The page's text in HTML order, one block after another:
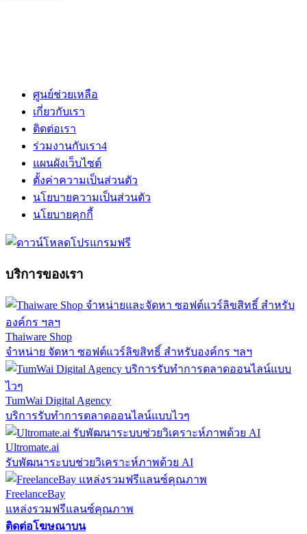
ศูนย์ช่วยเหลือ
เกี่ยวกับเรา
ติดต่อเรา
ร่วมงานกับเรา4
แผนผังเว็บไซต์
ตั้งค่าความเป็นส่วนตัว
นโยบายความเป็นส่วนตัว
นโยบายคุกกี้
บริการของเรา
Thaiware Shop
จำหน่าย จัดหา ซอฟต์แวร์ลิขสิทธิ์ สำหรับองค์กร ฯลฯ
TumWai Digital Agency
บริการรับทำการตลาดออนไลน์แบบไวๆ
Ultromate.ai
รับพัฒนาระบบช่วยวิเคราะห์ภาพด้วย AI
FreelanceBay
แหล่งรวมฟรีแลนซ์คุณภาพ
ติดต่อโฆษณาบน